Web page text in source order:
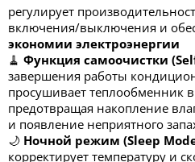
регулирует
включения/выключения и
экономии электроэнергии
🧹 Функция самоочистки
завершения работы
просушивает теплообменник
предотвращая накопление
и появление неприятного
🌙 Ночной режим (Sleep
корректирует температуру и